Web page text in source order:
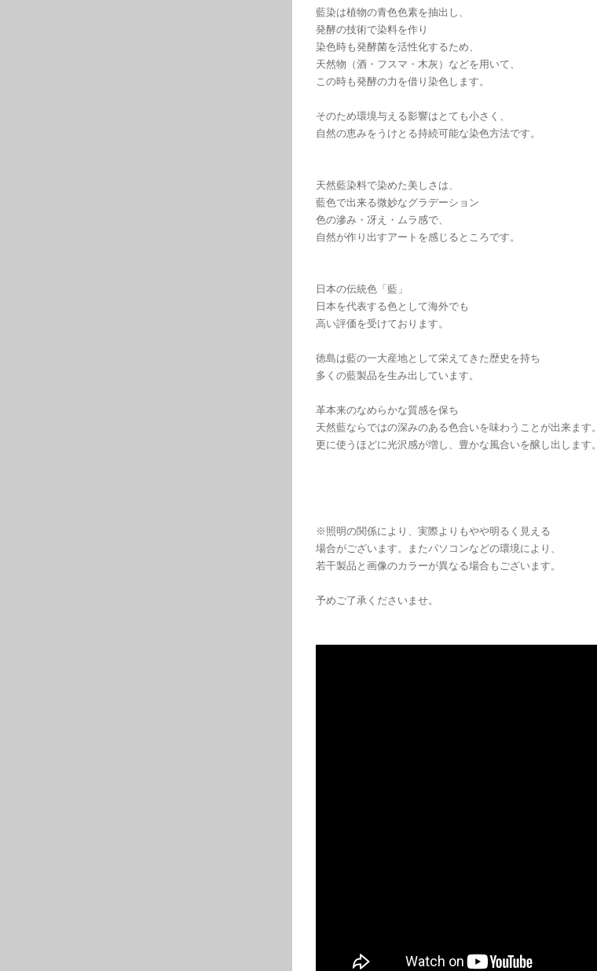
藍染は植物の青色色素を抽出し、
発酵の技術で染料を作り
染色時も発酵菌を活性化するため、
天然物（酒・フスマ・木灰）などを用いて、
この時も発酵の力を借り染色します。
そのため環境与える影響はとても小さく、
自然の恵みをうけとる持続可能な染色方法です。
天然藍染料で染めた美しさは、
藍色で出来る微妙なグラデーション
色の滲み・冴え・ムラ感で、
自然が作り出すアートを感じるところです。
日本の伝統色「藍」
日本を代表する色として海外でも
高い評価を受けております。
徳島は藍の一大産地として栄えてきた歴史を持ち
多くの藍製品を生み出しています。
革本来のなめらかな質感を保ち
天然藍ならではの深みのある色合いを味わうことが出来ます。
更に使うほどに光沢感が増し、豊かな風合いを醸し出します。
※照明の関係により、実際よりもやや明るく見える
場合がございます。またパソコンなどの環境により、
若干製品と画像のカラーが異なる場合もございます。
予めご了承くださいませ。